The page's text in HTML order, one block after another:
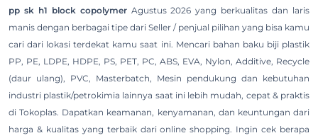
pp sk h1 block copolymerAgustus 2026 yang berkualitas dan laris
manis dengan berbagai tipe dari Seller / penjual pilihan yang bisa kamu
cari dari lokasi terdekat kamu saat ini. Mencari bahan baku biji plastik
PP, PE, LDPE, HDPE, PS, PET, PC, ABS, EVA, Nylon, Additive, Recycle
(daur ulang), PVC, Masterbatch, Mesin pendukung dan kebutuhan
industri plastik/petrokimia lainnya saat ini lebih mudah, cepat & praktis
di Tokoplas. Dapatkan keamanan, kenyamanan, dan keuntungan dari
harga & kualitas yang terbaik dari online shopping. Ingin cek berapa